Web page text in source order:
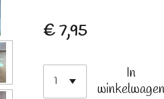
€ 7,95
In